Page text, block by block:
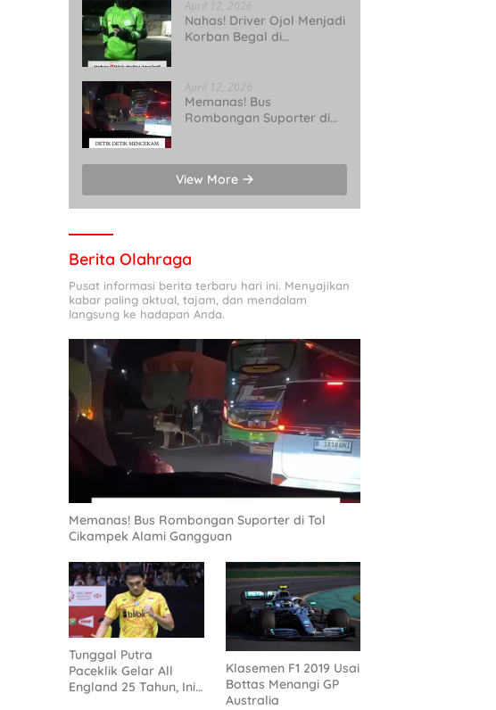
April 12, 2026
Nahas! Driver Ojol Menjadi
Korban Begal di
April 12, 2026
Memanas! Bus
Rombongan Suporter di
View More
Berita Olahraga
Pusat informasi berita terbaru hari ini. Menyajikan
kabar paling aktual, tajam, dan mendalam
langsung ke hadapan Anda.
Memanas! Bus Rombongan Suporter di Tol
Cikampek Alami Gangguan
Tunggal Putra
Paceklik Gelar All
England 25 Tahun, Ini
Klasemen F1 2019 Usai
Bottas Menangi GP
Australia